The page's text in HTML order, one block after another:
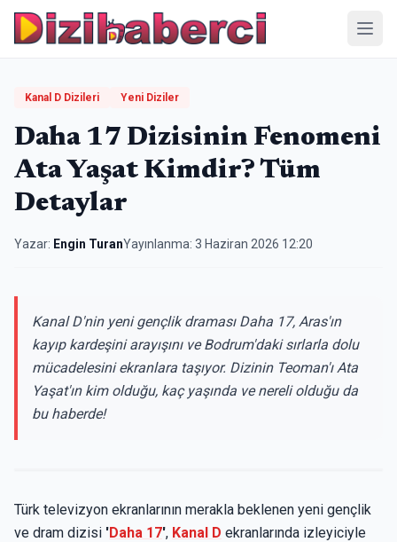
Kanal D Dizileri Yeni Diziler
Daha 17 Dizisinin Fenomeni
Ata Yaşat Kimdir? Tüm
Detaylar
Yazar: Engin TuranYayınlanma: 3 Haziran 2026 12:20
Kanal D'nin yeni gençlik draması Daha 17, Aras'ın
kayıp kardeşini arayışını ve Bodrum'daki sırlarla dolu
mücadelesini ekranlara taşıyor. Dizinin Teoman'ı Ata
Yaşat'ın kim olduğu, kaç yaşında ve nereli olduğu da
bu haberde!
Türk televizyon ekranlarının merakla beklenen yeni gençlik
ve dram dizisi 'Daha 17', Kanal D ekranlarında izleyiciyle